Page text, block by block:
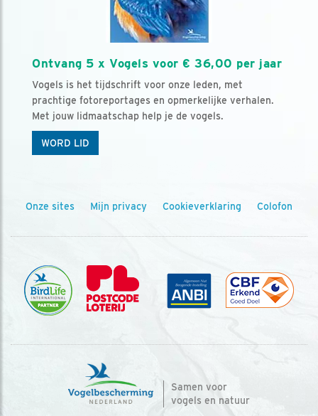
Ontvang 5 x Vogels voor € 36,00 per jaar
Vogels is het tijdschrift voor onze leden, met
prachtige fotoreportages en opmerkelijke verhalen.
Met jouw lidmaatschap help je de vogels.
WORD LID
Onze sites Mijn privacy Cookieverklaring Colofon
Samen voor
vogels en natuur